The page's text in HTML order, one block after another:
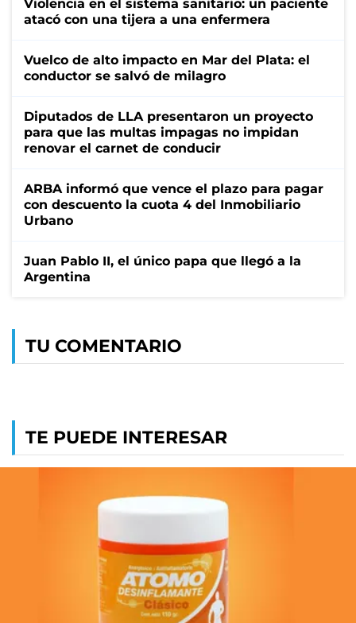
Violencia en el sistema sanitario: un paciente
atacó con una tijera a una enfermera
Vuelco de alto impacto en Mar del Plata: el
conductor se salvó de milagro
Diputados de LLA presentaron un proyecto
para que las multas impagas no impidan
renovar el carnet de conducir
ARBA informó que vence el plazo para pagar
con descuento la cuota 4 del Inmobiliario
Urbano
Juan Pablo II, el único papa que llegó a la
Argentina
TU COMENTARIO
TE PUEDE INTERESAR